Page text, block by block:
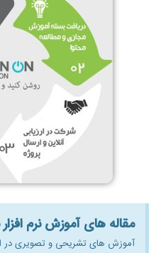
مقاله های آموزش نرم
آموزش های تشریحی و تصویری در